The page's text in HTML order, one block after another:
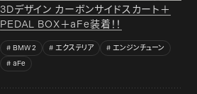
3Dデザイン カーボンサイドスカート＋
PEDAL BOX＋aFe装着！！
BMW 2 エクステリア
エンジンチューン
aFe